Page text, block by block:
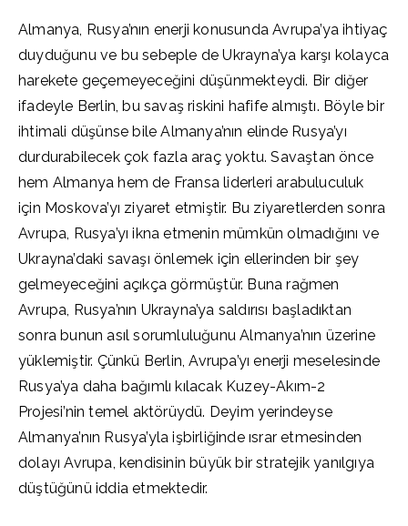
Almanya, Rusya’nın enerji konusunda Avrupa’ya ihtiyaç
duyduğunu ve bu sebeple de Ukrayna’ya karşı kolayca
harekete geçemeyeceğini düşünmekteydi. Bir diğer
ifadeyle Berlin, bu savaş riskini hafife almıştı. Böyle bir
ihtimali düşünse bile Almanya’nın elinde Rusya’yı
durdurabilecek çok fazla araç yoktu. Savaştan önce
hem Almanya hem de Fransa liderleri arabuluculuk
için Moskova’yı ziyaret etmiştir. Bu ziyaretlerden sonra
Avrupa, Rusya’yı ikna etmenin mümkün olmadığını ve
Ukrayna’daki savaşı önlemek için ellerinden bir şey
gelmeyeceğini açıkça görmüştür. Buna rağmen
Avrupa, Rusya’nın Ukrayna’ya saldırısı başladıktan
sonra bunun asıl sorumluluğunu Almanya’nın üzerine
yüklemiştir. Çünkü Berlin, Avrupa’yı enerji meselesinde
Rusya’ya daha bağımlı kılacak Kuzey-Akım-2
Projesi’nin temel aktörüydü. Deyim yerindeyse
Almanya’nın Rusya’yla işbirliğinde ısrar etmesinden
dolayı Avrupa, kendisinin büyük bir stratejik yanılgıya
düştüğünü iddia etmektedir.